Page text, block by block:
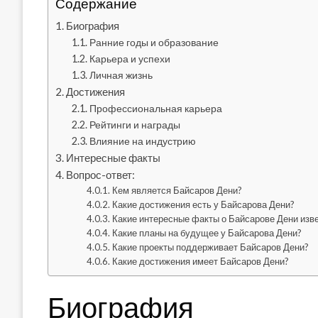
Содержание
Биография
Ранние годы и образование
Карьера и успехи
Личная жизнь
Достижения
Профессиональная карьера
Рейтинги и награды
Влияние на индустрию
Интересные факты
Вопрос-ответ:
Кем является Байсаров Дени?
Какие достижения есть у Байсарова Дени?
Какие интересные факты о Байсарове Дени
Какие планы на будущее у Байсарова Дени?
Какие проекты поддерживает Байсаров Дени?
Какие достижения имеет Байсаров Дени?
Биография